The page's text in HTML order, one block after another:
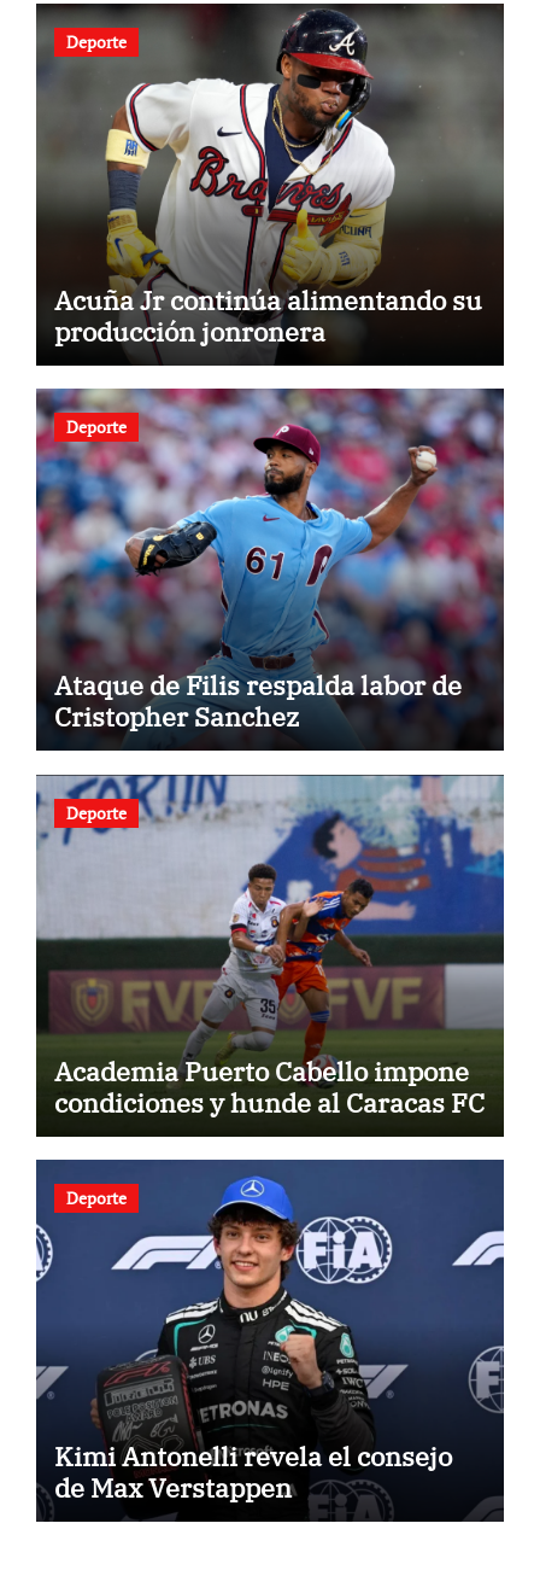
Deporte
Acuña Jr continúa alimentando su
producción jonronera
Deporte
Ataque de Filis respalda labor de
Cristopher Sanchez
Deporte
Academia Puerto Cabello impone
condiciones y hunde al Caracas FC
Deporte
Kimi Antonelli revela el consejo
de Max Verstappen